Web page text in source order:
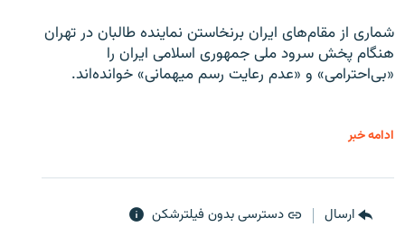
شماری از مقام‌های ایران برنخاستن نماینده طالبان در تهران
هنگام پخش سرود ملی جمهوری اسلامی ایران را
«بی‌احترامی» و «عدم رعایت رسم میهمانی» خوانده‌اند.
ادامه خبر
ارسال دسترسی بدون فیلترشکن